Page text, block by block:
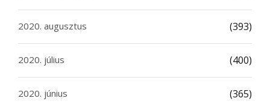
2020. augusztus (393)
2020. július (400)
2020. június (365)